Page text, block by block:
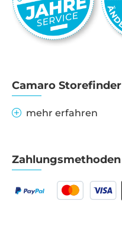
Camaro Storefinder
mehr erfahren
Zahlungsmethoden